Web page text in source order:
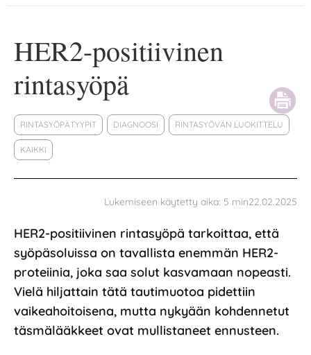
HER2-positiivinen
rintasyöpä
RINTASYÖPÄTYYPIT DIAGNOOSI RINTASYÖVÄN LUOKITTELU
KAIKKI
22.02.2025
Lukemiseen käytetty aika: 5 min
HER2-positiivinen rintasyöpä tarkoittaa, että
syöpäsoluissa on tavallista enemmän HER2-
proteiinia, joka saa solut kasvamaan nopeasti.
Vielä hiljattain tätä tautimuotoa pidettiin
vaikeahoitoisena, mutta nykyään kohdennetut
täsmälääkkeet ovat mullistaneet ennusteen.